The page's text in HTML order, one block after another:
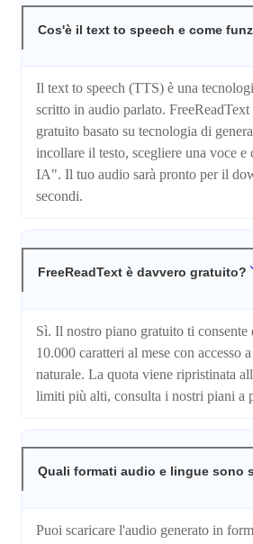
Cos'è il text to speech e come
Il text to speech (TTS) è una
scritto in audio parlato.
gratuito basato su tecnologia di
incollare il testo, scegliere una voce
IA". Il tuo audio sarà pronto per il
secondi.
FreeReadText è davvero gratuito?
Sì. Il nostro piano gratuito ti
10.000 caratteri al mese con accesso
naturale. La quota viene ripristinata
limiti più alti, consulta i nostri piani a
Quali formati audio e lingue sono
Puoi scaricare l'audio generato in